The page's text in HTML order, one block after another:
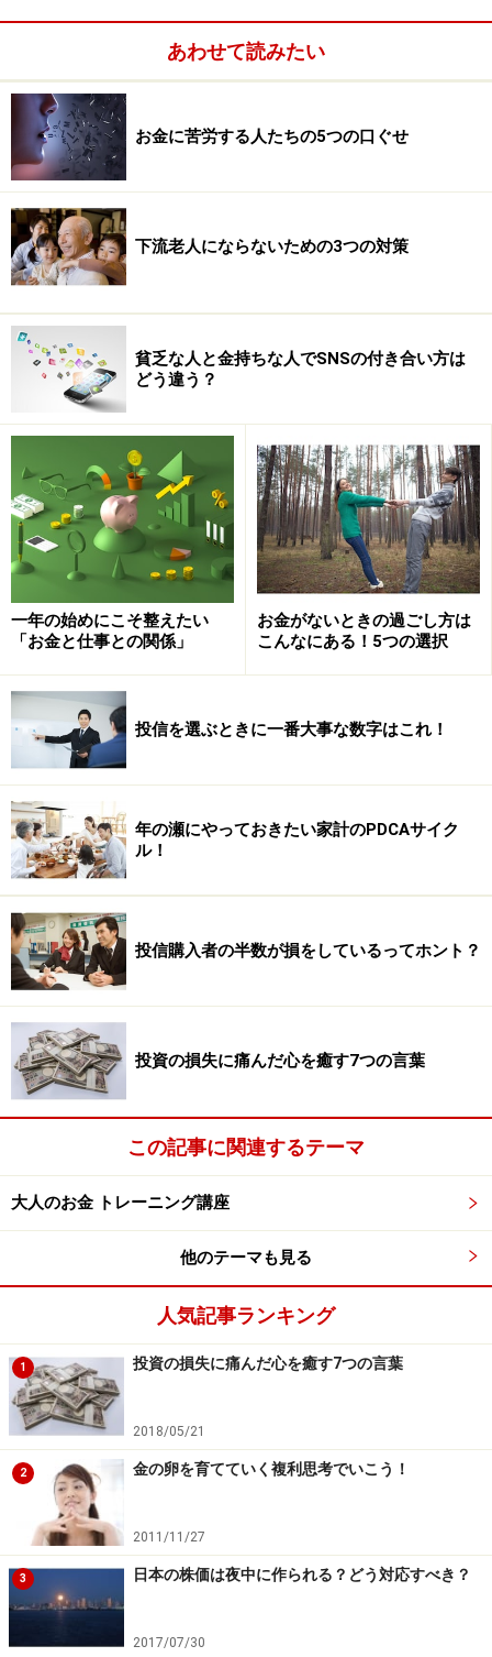
イントは、健康診断やがん検診などを欠かさず定期的に
最近では、遺伝子検査で自分の先天的な病気にかかるリ
スクを知るということも手軽に行えるようになっていま
す。インターネットで検査機関を探して、口内の粘膜や
爪を送ることで、検査レポートを受け取ることができま
す。
また、尿や血液を調べるだけでも、相当なことがわかる
時代です。病気予防という転ばぬ先の杖を、賢く使いこ
なしましょう。自分だけが強健でも不十分です。自分と
配偶者、家族が健康であるように、できることはすべて
やらないと。
2. 頼れる友人を作っておく
他人との交流は、人に生きる勇気と知恵を与えてくれま
す。また、健康やお金の面で、困難な局面に陥っても、
周りの人のアドバイスや協力で、そこから抜け出すこと
もできます。頼りになる友人や知人は貴重な財産です
が、それは老後の生活においても変わることはありませ
ん。定年後のために、できれば仕事とは別の、プライベ
ートな人脈を充実させておきたいものです。
頼りになる人脈を作れる理由は、その人自身が頼られる
人だからです。エゴから人脈を作るという発想ではなく
て、利他の精神で自分が役に立てる人材になるところか
ら、頼りになる人脈は生まれます。他人が何をしてくれ
るかではなくて、あなたが他人のために何をできるかを
考えて、ご自身を磨いてください。
3. お金があればなんとかなる
健康でなくても、人脈がなくても、お金があれば、生活
に困窮することはありません。お金が切り札ではありま
せんが、お金は、生活の最低ラインを守ってくれます。
そのためには、若い頃から、投資（資産運用）の知恵を
身につけて、財産形成に励まないといけません。具体的
には、次の3つを実践しましょう。
あわせて読みたい
お金に苦労する人たちの5つの口ぐせ
下流老人にならないための3つの対策
貧乏な人と金持ちな人でSNSの付き合い方は
どう違う？
一年の始めにこそ整えたい
「お金と仕事との関係」
お金がないときの過ごし方は
こんなにある！5つの選択
投信を選ぶときに一番大事な数字はこれ！
年の瀬にやっておきたい家計のPDCAサイク
ル！
投信購入者の半数が損をしているってホント？
投資の損失に痛んだ心を癒す7つの言葉
この記事に関連するテーマ
大人のお金 トレーニング講座
他のテーマも見る
人気記事ランキング
1 投資の損失に痛んだ心を癒す7つの言葉
2018/05/21
2 金の卵を育てていく複利思考でいこう！
2011/11/27
3 日本の株価は夜中に作られる？どう対応すべき？
2017/07/30